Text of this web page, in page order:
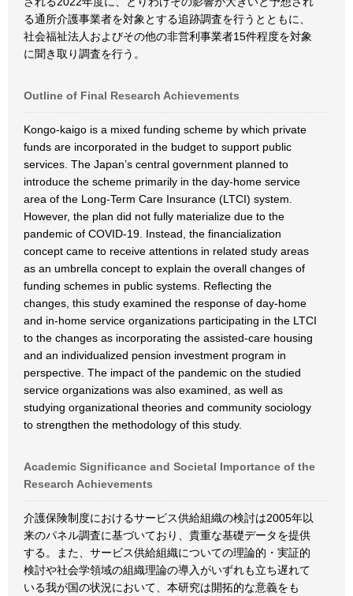
る通所介護事業者を対象とする追跡調査を行うとともに、
社会福祉法人およびその他の非営利事業者15件程度を対象
に聞き取り調査を行う。
Outline of Final Research Achievements
Kongo-kaigo is a mixed funding scheme by which private
funds are incorporated in the budget to support public
services. The Japan’s central government planned to
introduce the scheme primarily in the day-home service
area of the Long-Term Care Insurance (LTCI) system.
However, the plan did not fully materialize due to the
pandemic of COVID-19. Instead, the financialization
concept came to receive attentions in related study areas
as an umbrella concept to explain the overall changes of
funding schemes in public systems. Reflecting the
changes, this study examined the response of day-home
and in-home service organizations participating in the LTCI
to the changes as incorporating the assisted-care housing
and an individualized pension investment program in
perspective. The impact of the pandemic on the studied
service organizations was also examined, as well as
studying organizational theories and community sociology
to strengthen the methodology of this study.
Academic Significance and Societal Importance of the
Research Achievements
介護保険制度におけるサービス供給組織の検討は2005年以
来のパネル調査に基づいており、貴重な基礎データを提供
する。また、サービス供給組織についての理論的・実証的
検討や社会学領域の組織理論の導入がいずれも立ち遅れて
いる我が国の状況において、本研究は開拓的な意義をも